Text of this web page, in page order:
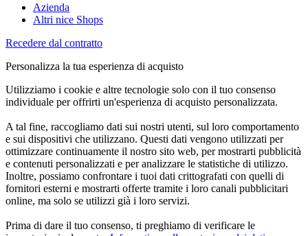
Azienda
Altri nice Shops
Recedere dal contratto
Personalizza la tua esperienza di acquisto
Utilizziamo i cookie e altre tecnologie solo con il tuo consenso
individuale per offrirti un'esperienza di acquisto personalizzata.
A tal fine, raccogliamo dati sui nostri utenti, sul loro comportamento
e sui dispositivi che utilizzano. Questi dati vengono utilizzati per
ottimizzare continuamente il nostro sito web, per mostrarti pubblicità
e contenuti personalizzati e per analizzare le statistiche di utilizzo.
Inoltre, possiamo confrontare i tuoi dati crittografati con quelli di
fornitori esterni e mostrarti offerte tramite i loro canali pubblicitari
online, ma solo se utilizzi già i loro servizi.
Prima di dare il tuo consenso, ti preghiamo di verificare le